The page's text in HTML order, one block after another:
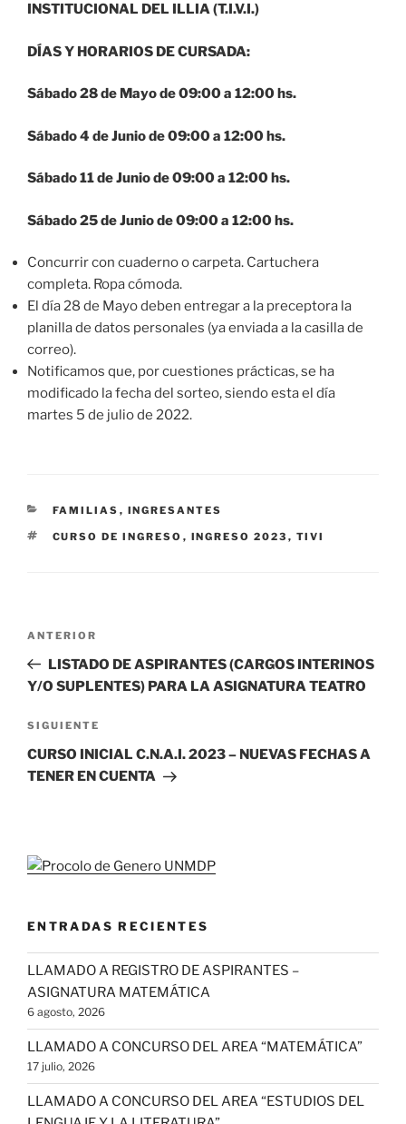
INSTITUCIONAL DEL ILLIA (T.I.V.I.)
DÍAS Y HORARIOS DE CURSADA:
Sábado 28 de Mayo de 09:00 a 12:00 hs.
Sábado 4 de Junio de 09:00 a 12:00 hs.
Sábado 11 de Junio de 09:00 a 12:00 hs.
Sábado 25 de Junio de 09:00 a 12:00 hs.
Concurrir con cuaderno o carpeta. Cartuchera
completa. Ropa cómoda.
El día 28 de Mayo deben entregar a la preceptora la
planilla de datos personales (ya enviada a la casilla de
correo).
Notificamos que, por cuestiones prácticas, se ha
modificado la fecha del sorteo, siendo esta el día
martes 5 de julio de 2022.
CATEGORÍAS
FAMILIAS , INGRESANTES
ETIQUETAS
CURSO DE INGRESO , INGRESO 2023 , TIVI
Navegación
entradas
Entrada
anterior
ANTERIOR
LISTADO DE ASPIRANTES (CARGOS INTERINOS
Y/O SUPLENTES) PARA LA ASIGNATURA TEATRO
Siguiente
entrada
SIGUIENTE
CURSO INICIAL C.N.A.I. 2023 – NUEVAS FECHAS A
TENER EN CUENTA
ENTRADAS RECIENTES
LLAMADO A REGISTRO DE ASPIRANTES –
ASIGNATURA MATEMÁTICA
6 agosto, 2026
LLAMADO A CONCURSO DEL AREA “MATEMÁTICA”
17 julio, 2026
LLAMADO A CONCURSO DEL AREA “ESTUDIOS DEL